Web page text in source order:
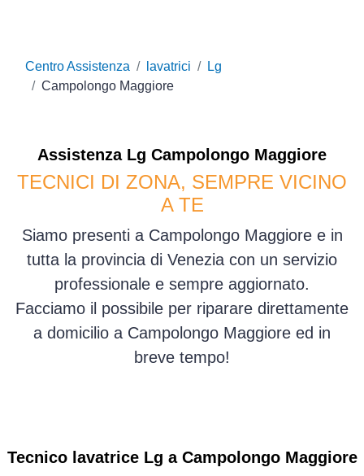
Centro Assistenza lavatrici
Lg
Campolongo Maggiore
Assistenza Lg Campolongo Maggiore
TECNICI DI ZONA, SEMPRE VICINO
A TE
Siamo presenti a Campolongo Maggiore e in
tutta la provincia di Venezia con un servizio
professionale e sempre aggiornato.
Facciamo il possibile per riparare direttamente
a domicilio a Campolongo Maggiore ed in
breve tempo!
Tecnico lavatrice Lg a Campolongo Maggiore